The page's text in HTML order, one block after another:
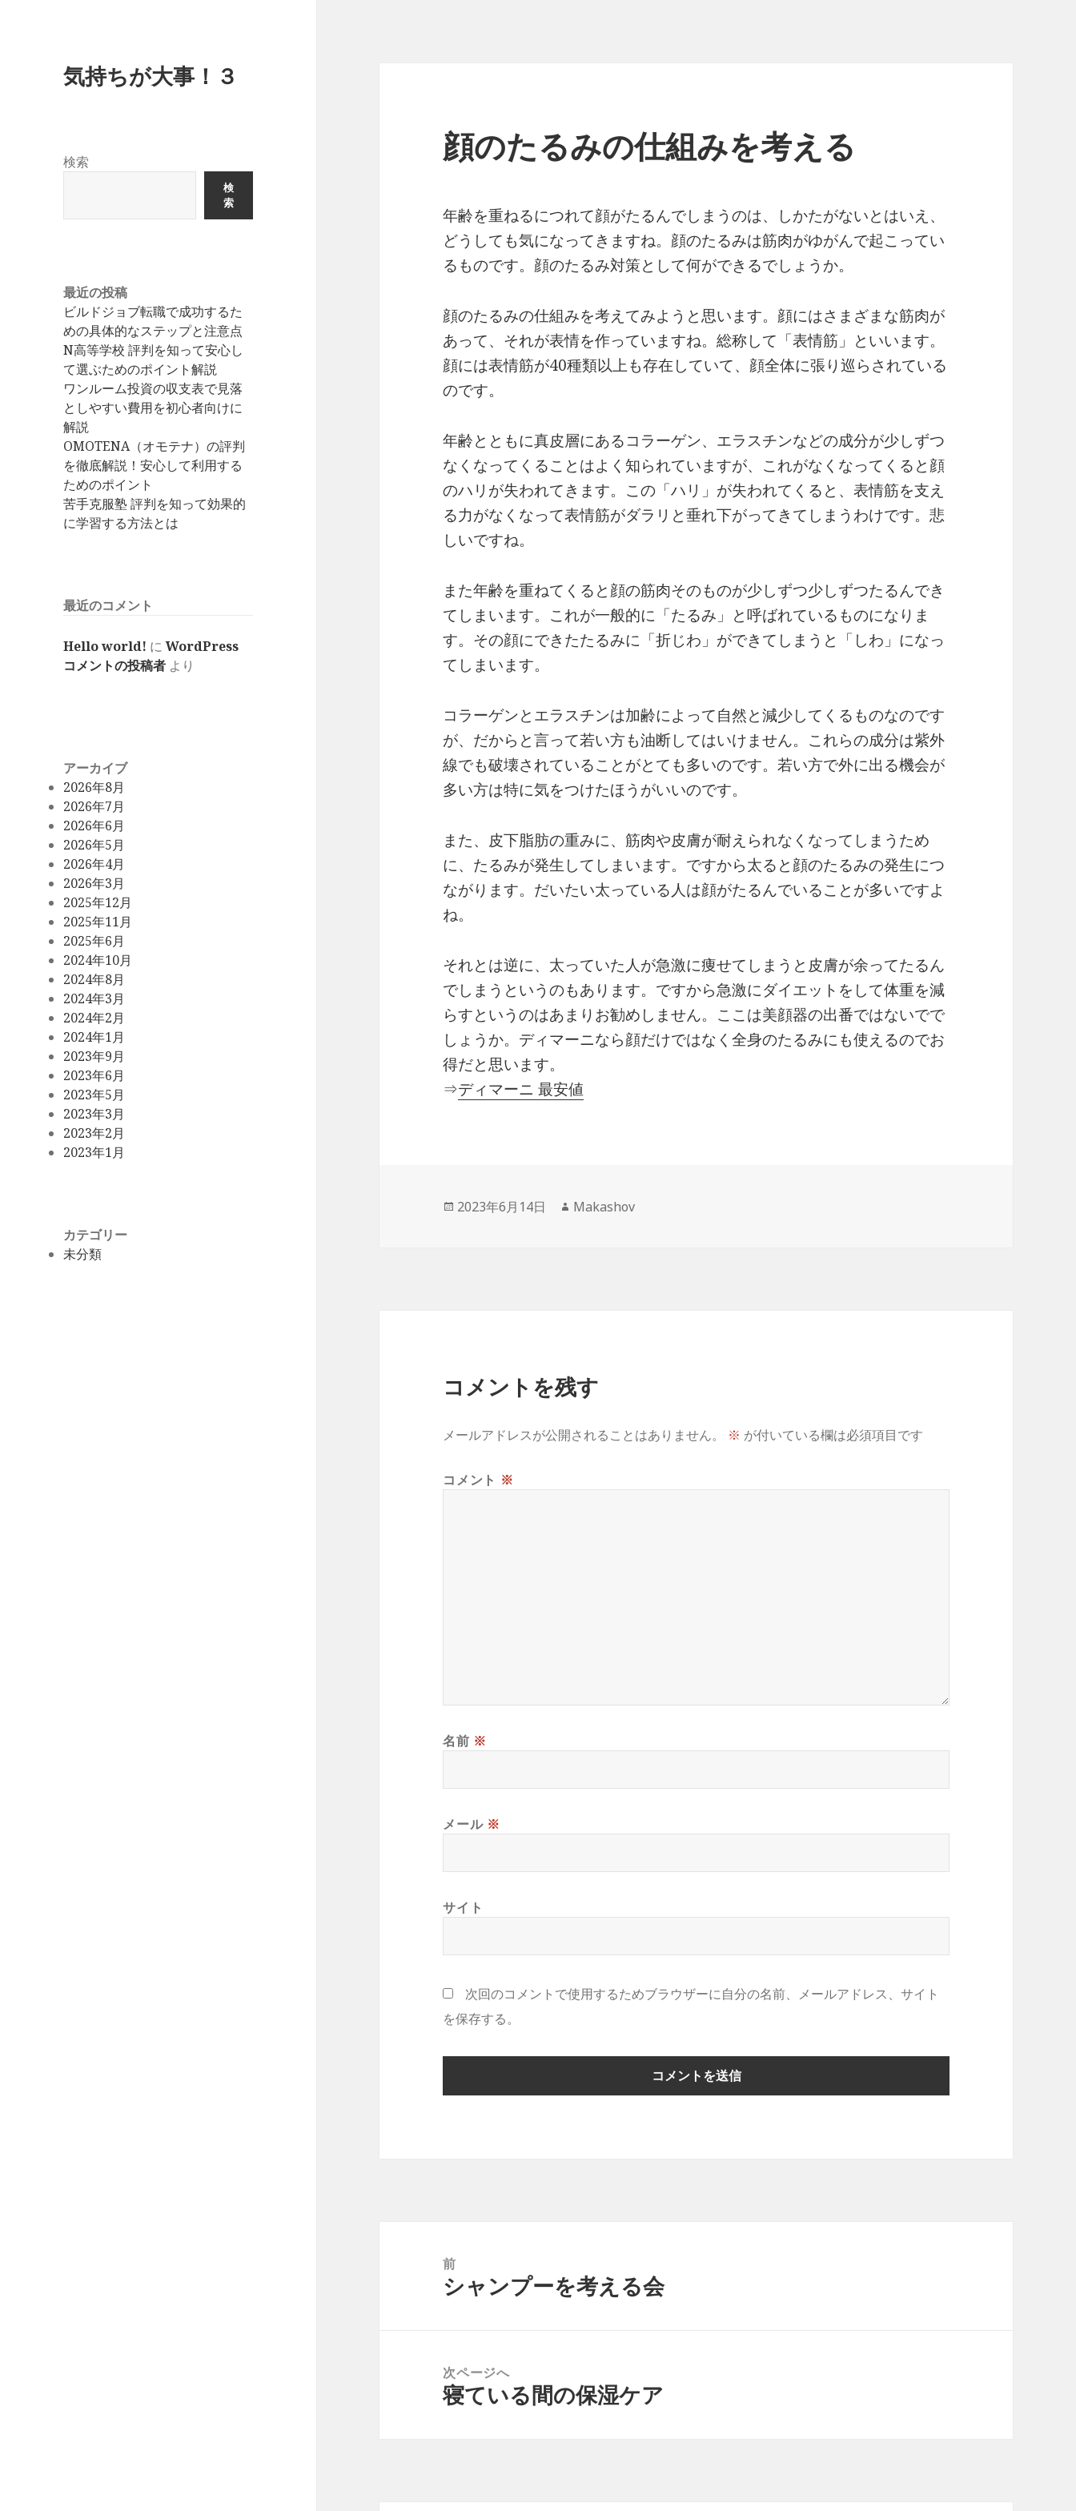
気持ちが大事！３
検索
検
索
最近の投稿
ビルドジョブ転職で成功するた
めの具体的なステップと注意点
N高等学校 評判を知って安心し
て選ぶためのポイント解説
ワンルーム投資の収支表で見落
としやすい費用を初心者向けに
解説
OMOTENA（オモテナ）の評判
を徹底解説！安心して利用する
ためのポイント
苦手克服塾 評判を知って効果的
に学習する方法とは
最近のコメント
Hello world! にWordPress
コメントの投稿者 より
アーカイブ
2026年8月
2026年7月
2026年6月
2026年5月
2026年4月
2026年3月
2025年12月
2025年11月
2025年6月
2024年10月
2024年8月
2024年3月
2024年2月
2024年1月
2023年9月
2023年6月
2023年5月
2023年3月
2023年2月
2023年1月
カテゴリー
未分類
顔のたるみの仕組みを考える
年齢を重ねるにつれて顔がたるんでしまうのは、しかたがないとはいえ、
どうしても気になってきますね。顔のたるみは筋肉がゆがんで起こってい
るものです。顔のたるみ対策として何ができるでしょうか。
顔のたるみの仕組みを考えてみようと思います。顔にはさまざまな筋肉が
あって、それが表情を作っていますね。総称して「表情筋」といいます。
顔には表情筋が40種類以上も存在していて、顔全体に張り巡らされている
のです。
年齢とともに真皮層にあるコラーゲン、エラスチンなどの成分が少しずつ
なくなってくることはよく知られていますが、これがなくなってくると顔
のハリが失われてきます。この「ハリ」が失われてくると、表情筋を支え
る力がなくなって表情筋がダラリと垂れ下がってきてしまうわけです。悲
しいですね。
また年齢を重ねてくると顔の筋肉そのものが少しずつ少しずつたるんでき
てしまいます。これが一般的に「たるみ」と呼ばれているものになりま
す。その顔にできたたるみに「折じわ」ができてしまうと「しわ」になっ
てしまいます。
コラーゲンとエラスチンは加齢によって自然と減少してくるものなのです
が、だからと言って若い方も油断してはいけません。これらの成分は紫外
線でも破壊されていることがとても多いのです。若い方で外に出る機会が
多い方は特に気をつけたほうがいいのです。
また、皮下脂肪の重みに、筋肉や皮膚が耐えられなくなってしまうため
に、たるみが発生してしまいます。ですから太ると顔のたるみの発生につ
ながります。だいたい太っている人は顔がたるんでいることが多いですよ
ね。
それとは逆に、太っていた人が急激に痩せてしまうと皮膚が余ってたるん
でしまうというのもあります。ですから急激にダイエットをして体重を減
らすというのはあまりお勧めしません。ここは美顔器の出番ではないでで
しょうか。ディマーニなら顔だけではなく全身のたるみにも使えるのでお
得だと思います。
⇒ディマーニ 最安値
投
2023年6月14日
作
Makashov
コメントを残す
メールアドレスが公開されることはありません。 ※ が付いている欄は必須項目です
コメント ※
名前 ※
メール ※
サイト
次回のコメントで使用するためブラウザーに自分の名前、メールアドレス、サイト
を保存する。
前
前
シャンプーを考える会
次ページへ
次
寝ている間の保湿ケア